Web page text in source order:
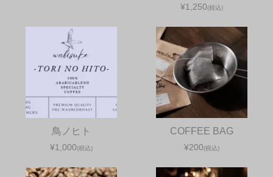
¥1,250(税込)
鳥ノヒト
¥1,000(税込)
COFFEE BAG
¥200(税込)